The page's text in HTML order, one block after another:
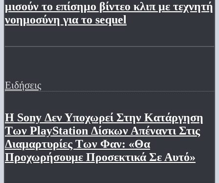
μισούν το επίσημο βίντεο κλιπ με τεχνητή
νοημοσύνη για το sequel
Ειδήσεις
Η Sony Δεν Υποχωρεί Στην Κατάργηση
Των PlayStation Δίσκων Απέναντι Στις
Διαμαρτυρίες Των Φαν: «Θα
Προχωρήσουμε Προσεκτικά Σε Αυτό»